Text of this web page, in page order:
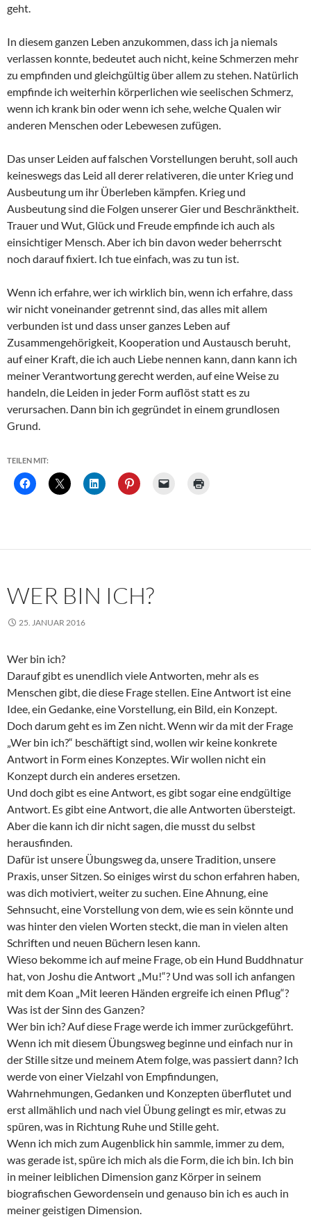
geht.
In diesem ganzen Leben anzukommen, dass ich ja niemals
verlassen konnte, bedeutet auch nicht, keine Schmerzen mehr
zu empfinden und gleichgültig über allem zu stehen. Natürlich
empfinde ich weiterhin körperlichen wie seelischen Schmerz,
wenn ich krank bin oder wenn ich sehe, welche Qualen wir
anderen Menschen oder Lebewesen zufügen.
Das unser Leiden auf falschen Vorstellungen beruht, soll auch
keineswegs das Leid all derer relativeren, die unter Krieg und
Ausbeutung um ihr Überleben kämpfen. Krieg und
Ausbeutung sind die Folgen unserer Gier und Beschränktheit.
Trauer und Wut, Glück und Freude empfinde ich auch als
einsichtiger Mensch. Aber ich bin davon weder beherrscht
noch darauf fixiert. Ich tue einfach, was zu tun ist.
Wenn ich erfahre, wer ich wirklich bin, wenn ich erfahre, dass
wir nicht voneinander getrennt sind, das alles mit allem
verbunden ist und dass unser ganzes Leben auf
Zusammengehörigkeit, Kooperation und Austausch beruht,
auf einer Kraft, die ich auch Liebe nennen kann, dann kann ich
meiner Verantwortung gerecht werden, auf eine Weise zu
handeln, die Leiden in jeder Form auflöst statt es zu
verursachen. Dann bin ich gegründet in einem grundlosen
Grund.
TEILEN MIT:
WER BIN ICH?
25. JANUAR 2016
Wer bin ich?
Darauf gibt es unendlich viele Antworten, mehr als es
Menschen gibt, die diese Frage stellen. Eine Antwort ist eine
Idee, ein Gedanke, eine Vorstellung, ein Bild, ein Konzept.
Doch darum geht es im Zen nicht. Wenn wir da mit der Frage
„Wer bin ich?“ beschäftigt sind, wollen wir keine konkrete
Antwort in Form eines Konzeptes. Wir wollen nicht ein
Konzept durch ein anderes ersetzen.
Und doch gibt es eine Antwort, es gibt sogar eine endgültige
Antwort. Es gibt eine Antwort, die alle Antworten übersteigt.
Aber die kann ich dir nicht sagen, die musst du selbst
herausfinden.
Dafür ist unsere Übungsweg da, unsere Tradition, unsere
Praxis, unser Sitzen. So einiges wirst du schon erfahren haben,
was dich motiviert, weiter zu suchen. Eine Ahnung, eine
Sehnsucht, eine Vorstellung von dem, wie es sein könnte und
was hinter den vielen Worten steckt, die man in vielen alten
Schriften und neuen Büchern lesen kann.
Wieso bekomme ich auf meine Frage, ob ein Hund Buddhnatur
hat, von Joshu die Antwort „Mu!“? Und was soll ich anfangen
mit dem Koan „Mit leeren Händen ergreife ich einen Pflug“?
Was ist der Sinn des Ganzen?
Wer bin ich? Auf diese Frage werde ich immer zurückgeführt.
Wenn ich mit diesem Übungsweg beginne und einfach nur in
der Stille sitze und meinem Atem folge, was passiert dann? Ich
werde von einer Vielzahl von Empfindungen,
Wahrnehmungen, Gedanken und Konzepten überflutet und
erst allmählich und nach viel Übung gelingt es mir, etwas zu
spüren, was in Richtung Ruhe und Stille geht.
Wenn ich mich zum Augenblick hin sammle, immer zu dem,
was gerade ist, spüre ich mich als die Form, die ich bin. Ich bin
in meiner leiblichen Dimension ganz Körper in seinem
biografischen Gewordensein und genauso bin ich es auch in
meiner geistigen Dimension.